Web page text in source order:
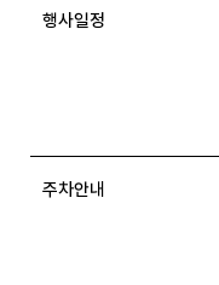
행사일정
주차안내